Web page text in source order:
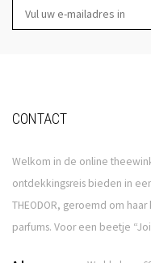
CONTACT
Welkom in de online
ontdekkingsreis bieden in
THEODOR, geroemd om
parfums. Voor een beetje